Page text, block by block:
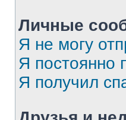
Личные
Я не могу
Я постоянно
Я получил